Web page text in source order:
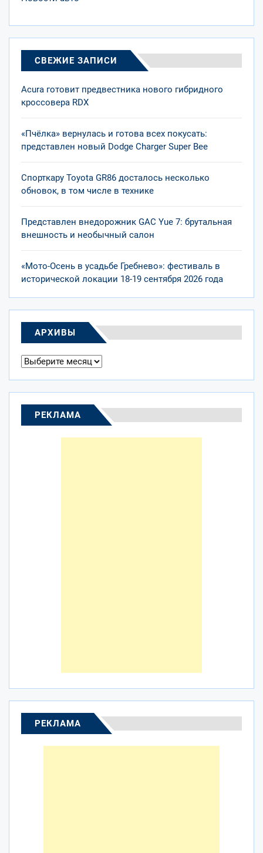
СВЕЖИЕ ЗАПИСИ
Acura готовит предвестника нового гибридного
кроссовера RDX
«Пчёлка» вернулась и готова всех покусать:
представлен новый Dodge Charger Super Bee
Спорткару Toyota GR86 досталось несколько
обновок, в том числе в технике
Представлен внедорожник GAC Yue 7: брутальная
внешность и необычный салон
«Мото-Осень в усадьбе Гребнево»: фестиваль в
исторической локации 18-19 сентября 2026 года
АРХИВЫ
Архивы
РЕКЛАМА
РЕКЛАМА